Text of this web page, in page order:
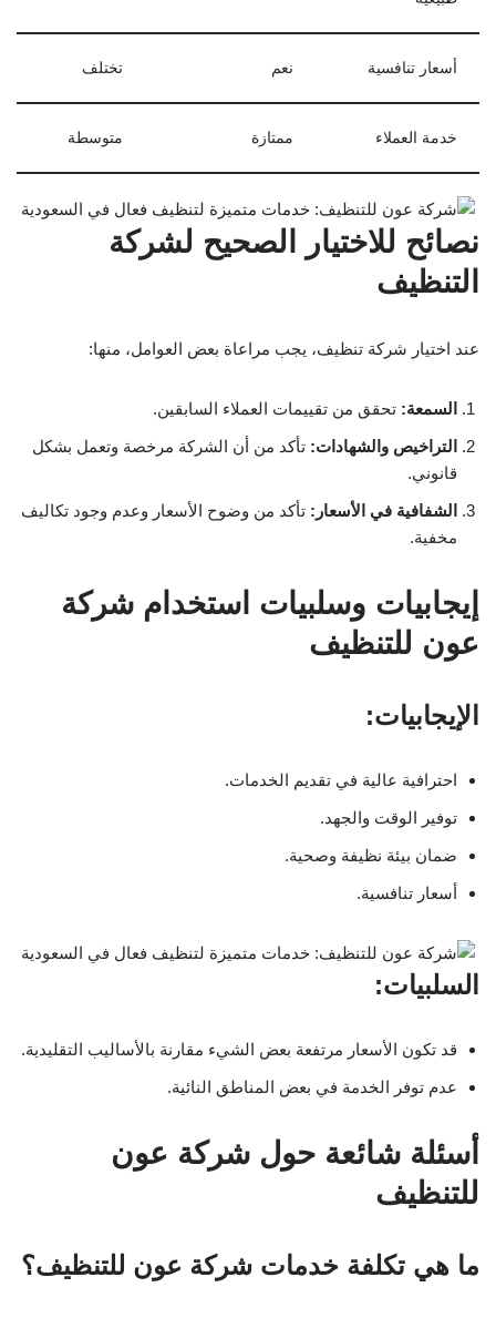
أسعار تنافسية نعم تختلف
خدمة العملاء ممتازة متوسطة
نصائح للاختيار الصحيح لشركة
التنظيف
عند اختيار شركة تنظيف، يجب مراعاة بعض العوامل، منها:
السمعة: تحقق من تقييمات العملاء السابقين.
التراخيص والشهادات: تأكد من أن الشركة مرخصة وتعمل بشكل
قانوني.
الشفافية في الأسعار: تأكد من وضوح الأسعار وعدم وجود تكاليف
مخفية.
إيجابيات وسلبيات استخدام شركة
عون للتنظيف
الإيجابيات:
احترافية عالية في تقديم الخدمات.
توفير الوقت والجهد.
ضمان بيئة نظيفة وصحية.
أسعار تنافسية.
السلبيات:
قد تكون الأسعار مرتفعة بعض الشيء مقارنة بالأساليب التقليدية.
عدم توفر الخدمة في بعض المناطق النائية.
أسئلة شائعة حول شركة عون
للتنظيف
ما هي تكلفة خدمات شركة عون للتنظيف؟